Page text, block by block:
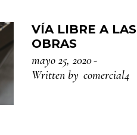
VÍA LIBRE A LAS
OBRAS
mayo 25, 2020
Written by comercial4